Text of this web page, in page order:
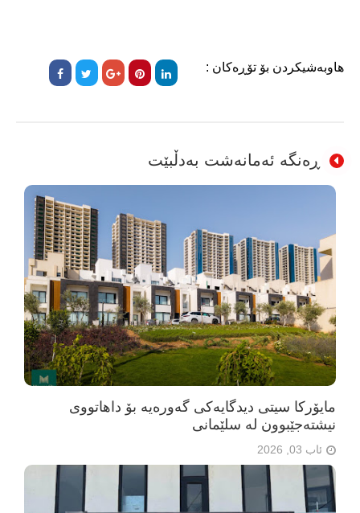
هاوبەشیکردن بۆ تۆڕەکان :
ڕەنگە ئەمانەشت بەدڵبێت
مایۆرکا سیتی دیدگایەکی گەورەیە بۆ داهاتووی
نیشتەجێبوون لە سلێمانی
ئاب 03, 2026